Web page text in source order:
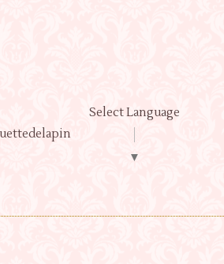
Select Language
▼